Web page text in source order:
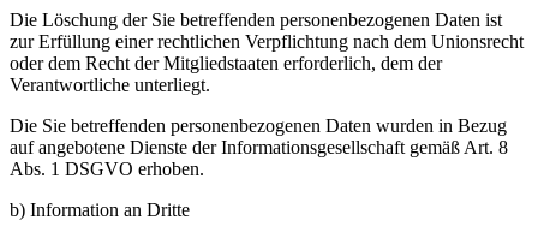
Die Löschung der Sie betreffenden personenbezogenen Daten ist
zur Erfüllung einer rechtlichen Verpflichtung nach dem Unionsrecht
oder dem Recht der Mitgliedstaaten erforderlich, dem der
Verantwortliche unterliegt.
Die Sie betreffenden personenbezogenen Daten wurden in Bezug
auf angebotene Dienste der Informationsgesellschaft gemäß Art. 8
Abs. 1 DSGVO erhoben.
b) Information an Dritte